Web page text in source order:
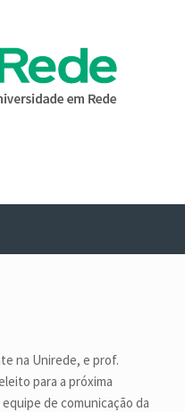
na Unirede, e prof.
para a próxima
de comunicação da